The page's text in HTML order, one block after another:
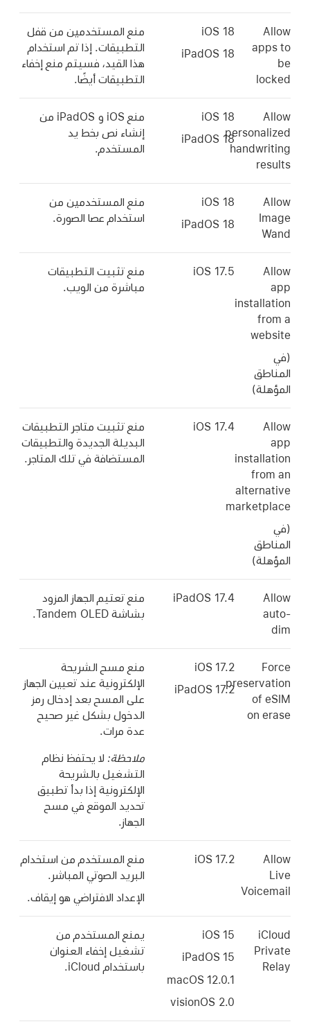
Allow
apps to
be
locked
iOS 18
iPadOS 18
منع المستخدمين من قفل
التطبيقات. إذا تم استخدام
هذا القيد، فسيتم منع إخفاء
التطبيقات أيضًا.
Allow
personalized
handwriting
results
iOS 18
iPadOS 18
منع iOS و iPadOS من
إنشاء نص بخط يد
المستخدم.
Allow
Image
Wand
iOS 18
iPadOS 18
منع المستخدمين من
استخدام عصا الصورة.
Allow
app
installation
from a
website
(في
المناطق
المؤهلة)
منع تثبيت التطبيقات
مباشرة من الويب.
Allow
app
installation
from an
alternative
marketplace
(في
المناطق
المؤهلة)
منع تثبيت متاجر التطبيقات
البديلة الجديدة والتطبيقات
المستضافة في تلك المتاجر.
Allow
auto-
dim
منع تعتيم الجهاز المزود
بشاشة Tandem OLED.
Force
preservation
of eSIM
on erase
iOS 17.2
iPadOS 17.2
منع مسح الشريحة
الإلكترونية عند تعيين الجهاز
على المسح بعد إدخال رمز
الدخول بشكل غير صحيح
عدة مرات.
ملاحظة: لا يحتفظ نظام
التشغيل بالشريحة
الإلكترونية إذا بدأ تطبيق
تحديد الموقع في مسح
الجهاز.
Allow
Live
Voicemail
iOS 17.2
منع المستخدم من استخدام
البريد الصوتي المباشر.
الإعداد الافتراضي هو إيقاف.
iCloud
Private
Relay
iOS 15
iPadOS 15
macOS 12.0.1
visionOS 2.0
يمنع المستخدم من
تشغيل إخفاء العنوان
باستخدام iCloud.